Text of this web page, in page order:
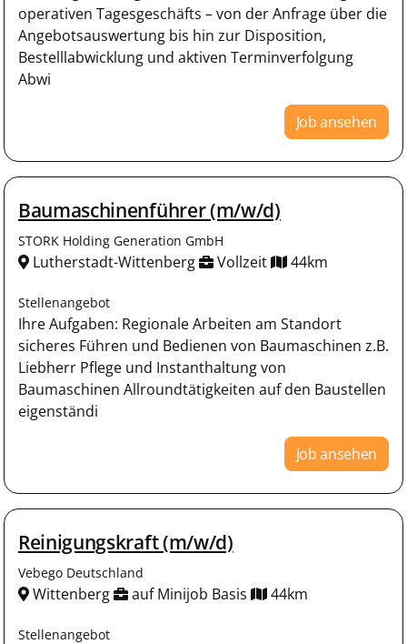
operativen Tagesgeschäfts – von der Anfrage über die
Angebotsauswertung bis hin zur Disposition,
Bestelllabwicklung und aktiven Terminverfolgung
Abwi
Job ansehen
Baumaschinenführer (m/w/d)
STORK Holding Generation GmbH
Lutherstadt-Wittenberg Vollzeit 44km
Stellenangebot
Ihre Aufgaben: Regionale Arbeiten am Standort
sicheres Führen und Bedienen von Baumaschinen z.B.
Liebherr Pflege und Instanthaltung von
Baumaschinen Allroundtätigkeiten auf den Baustellen
eigenständi
Job ansehen
Reinigungskraft (m/w/d)
Vebego Deutschland
Wittenberg auf Minijob Basis 44km
Stellenangebot